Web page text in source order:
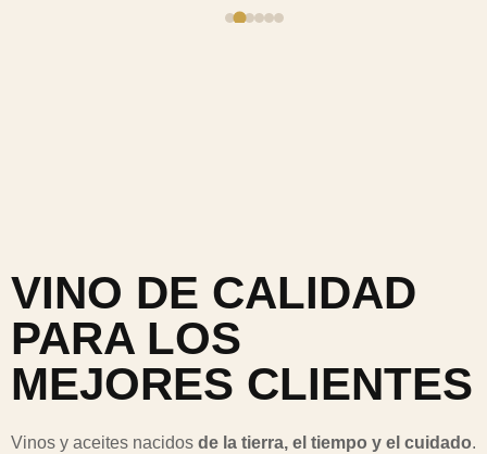
VINO DE CALIDAD
PARA LOS
MEJORES CLIENTES
Vinos y aceites nacidos de la tierra, el tiempo y el cuidado.